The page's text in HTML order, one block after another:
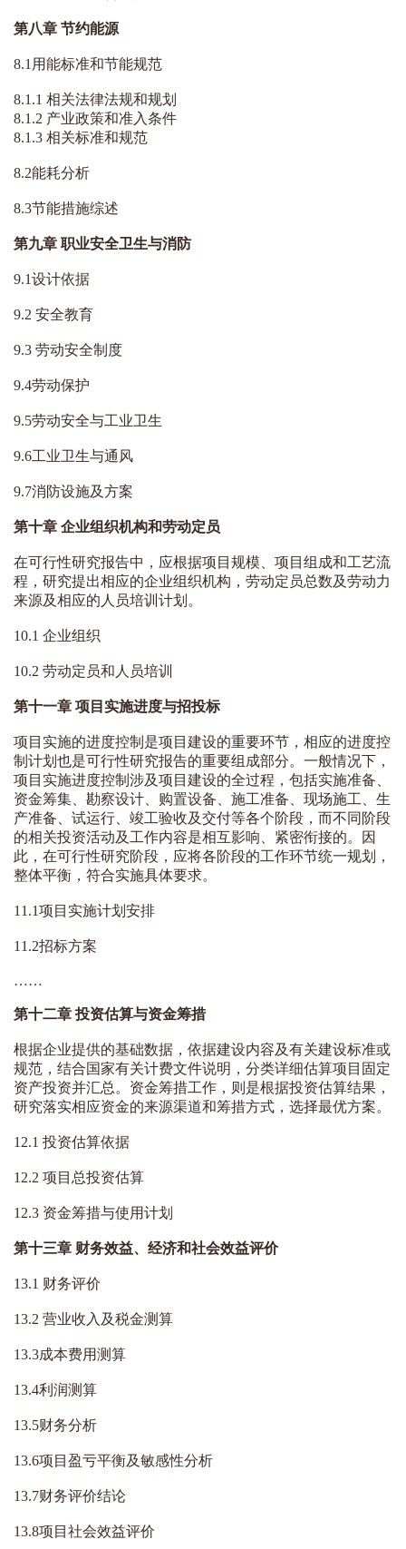
第八章 节约能源
8.1用能标准和节能规范
8.1.1 相关法律法规和规划
8.1.2 产业政策和准入条件
8.1.3 相关标准和规范
8.2能耗分析
8.3节能措施综述
第九章 职业安全卫生与消防
9.1设计依据
9.2 安全教育
9.3 劳动安全制度
9.4劳动保护
9.5劳动安全与工业卫生
9.6工业卫生与通风
9.7消防设施及方案
第十章 企业组织机构和劳动定员
在可行性研究报告中，应根据项目规模、项目组成和工艺流
程， 研究提出相应的企业组织机构，劳动定员总数及劳动力
来源及相应的人员培训计划。
10.1 企业组织
10.2 劳动定员和人员培训
第十一章 项目实施进度与招投标
项目实施的进度控制是项目建设的重要环节，相应的进度控
制计划也是可行性研究报告的重要组成部分。一般情况下，
项目实施进度控制涉及项目建设的全过程，包括实施准备、
资金筹集、勘察设计、购置设备、施工准备、现场施工、生
产准备、试运行、竣工验收及交付等各个阶段，而不同阶段
的相关投资活动及工作内容是相互影响、紧密衔接的。因
此，在可行性研究阶段，应将各阶段的工作环节统一规划，
整体平衡，符合实施具体要求。
11.1项目实施计划安排
11.2招标方案
……
第十二章 投资估算与资金筹措
根据企业提供的基础数据，依据建设内容及有关建设标准或
规范，结合国家有关计费文件说明，分类详细估算项目固定
资产投资并汇总。资金筹措工作，则是根据投资估算结果，
研究落实相应资金的来源渠道和筹措方式，选择最优方案。
12.1 投资估算依据
12.2 项目总投资估算
12.3 资金筹措与使用计划
第十三章 财务效益、经济和社会效益评价
13.1 财务评价
13.2 营业收入及税金测算
13.3成本费用测算
13.4利润测算
13.5财务分析
13.6项目盈亏平衡及敏感性分析
13.7财务评价结论
13.8项目社会效益评价